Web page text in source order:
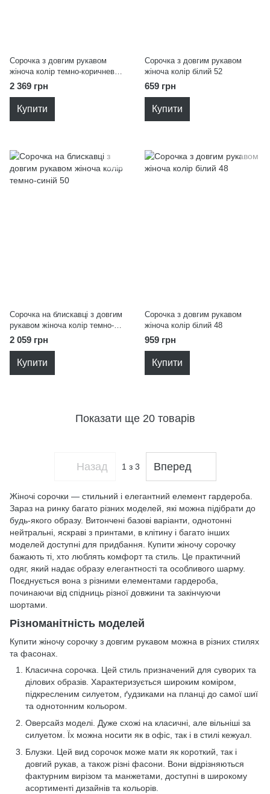
Сорочка з довгим рукавом
жіноча колір темно-коричневий
50
2 369 грн
Купити
Сорочка з довгим рукавом
жіноча колір білий 52
659 грн
Купити
Сорочка на блискавці з довгим
рукавом жіноча колір темно-
синій 50
2 059 грн
Купити
Сорочка з довгим рукавом
жіноча колір білий 48
959 грн
Купити
Показати ще 20 товарів
Назад 1 з 3 Вперед
Жіночі сорочки — стильний і елегантний елемент гардероба.
Зараз на ринку багато різних моделей, які можна підібрати до
будь-якого образу. Витончені базові варіанти, однотонні
нейтральні, яскраві з принтами, в клітину і багато інших
моделей доступні для придбання. Купити жіночу сорочку
бажають ті, хто люблять комфорт та стиль. Це практичний
одяг, який надає образу елегантності та особливого шарму.
Поєднується вона з різними елементами гардероба,
починаючи від спідниць різної довжини та закінчуючи
шортами.
Різноманітність моделей
Купити жіночу сорочку з довгим рукавом можна в різних стилях
та фасонах.
Класична сорочка. Цей стиль призначений для суворих та
ділових образів. Характеризується широким коміром,
підкресленим силуетом, ґудзиками на планці до самої шиї
та однотонним кольором.
Оверсайз моделі. Дуже схожі на класичні, але вільніші за
силуетом. Їх можна носити як в офіс, так і в стилі кежуал.
Блузки. Цей вид сорочок може мати як короткий, так і
довгий рукав, а також різні фасони. Вони відрізняються
фактурним вирізом та манжетами, доступні в широкому
асортименті дизайнів та кольорів.